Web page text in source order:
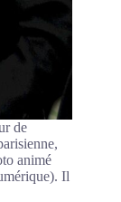
de
animé
Il